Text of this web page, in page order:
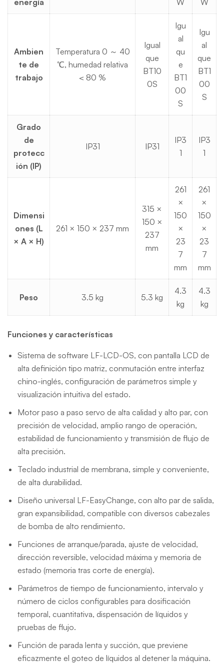
energía W W
Ambien
te de
trabajo
Temperatura 0 ～ 40
℃, humedad relativa
< 80 %
Igual
que
BT10
0S
Igu
al
qu
e
BT1
00
S
Igu
al
que
BT1
00
S
Grado
de
protecc
ión (IP)
IP31 IP31
IP3
1
IP3
1
Dimensi
ones (L
× A × H)
261 × 150 × 237 mm
315 ×
150 ×
237
mm
261
×
150
×
23
7
mm
261
×
150
×
23
7
mm
Peso 3.5 kg 5.3 kg
4.3
kg
4.3
kg
Funciones y características
Sistema de software LF-LCD-OS, con pantalla LCD de
alta definición tipo matriz, conmutación entre interfaz
chino-inglés, configuración de parámetros simple y
visualización intuitiva del estado.
Motor paso a paso servo de alta calidad y alto par, con
precisión de velocidad, amplio rango de operación,
estabilidad de funcionamiento y transmisión de flujo de
alta precisión.
Teclado industrial de membrana, simple y conveniente,
de alta durabilidad.
Diseño universal LF-EasyChange, con alto par de salida,
gran expansibilidad, compatible con diversos cabezales
de bomba de alto rendimiento.
Funciones de arranque/parada, ajuste de velocidad,
dirección reversible, velocidad máxima y memoria de
estado (memoria tras corte de energía).
Parámetros de tiempo de funcionamiento, intervalo y
número de ciclos configurables para dosificación
temporal, cuantitativa, dispensación de líquidos y
pruebas de flujo.
Función de parada lenta y succión, que previene
eficazmente el goteo de líquidos al detener la máquina.